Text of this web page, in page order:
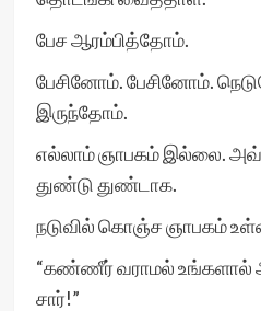
பேச ஆரம்பித்தோம்.
பேசினோம். பேசினோம்.
இருந்தோம்.
எல்லாம் ஞாபகம் இல்லை.
துண்டு துண்டாக.
நடுவில் கொஞ்ச ஞாபகம்
“கண்ணீர் வராமல் உங்களால்
சார்!”